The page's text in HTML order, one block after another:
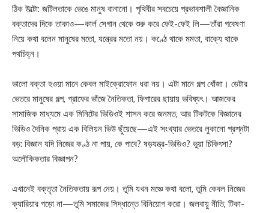
ঠিক উল্টো: জটিলতাকে ভেঙে মানুষ বানানো। পৃথিবীর সবচেয়ে প্রভাবশালী বৈজ্ঞানিক
বক্তাদের দিকে তাকাও—কার্ল সেগান থেকে শুরু করে ফেই-ফেই লি—তাঁরা গবেষণা
নিয়ে কথা বলেন মানুষের মতো, যন্ত্রের মতো নয়। কণ্ঠে থাকে মমতা, বাক্যে থাকে
পথচিহ্ন।
ভালো বক্তা হওয়া মানে কেবল মাইক্রোফোন ধরা নয়। এটা মানে গল্প খোঁজা। ডেটার
ভেতরে মানুষের গল্প, গ্রাফের ভাঁজে নৈতিকতা, ফিগারের ছায়ায় ভবিষ্যৎ। আজকের
সামাজিক মাধ্যমে এক মিনিটের ভিডিওই শাসন করে জনমত, আর টিকটকে বিজ্ঞানের
ভিডিও দৈনিক প্রায় এক বিলিয়ন ভিউ ছুঁয়েছে—এই সংখ্যার ভেতরে লুকানো প্রশ্নটা
বড়: বিজ্ঞান যদি নিজের কণ্ঠ না পায়, কে পাবে? ষড়যন্ত্র-ভিডিও? ভুয়া চিকিৎসা?
অলৌকিকতার বিজ্ঞাপন?
এখানেই বক্তৃতা নৈতিকতায় রূপ নেয়। তুমি যখন মঞ্চে কথা বলো, তুমি কেবল নিজের
ক্যারিয়ার গড়ো না—তুমি সমাজের সিদ্ধান্তে বিনিয়োগ করো। জলবায়ু নীতি, টিকা-